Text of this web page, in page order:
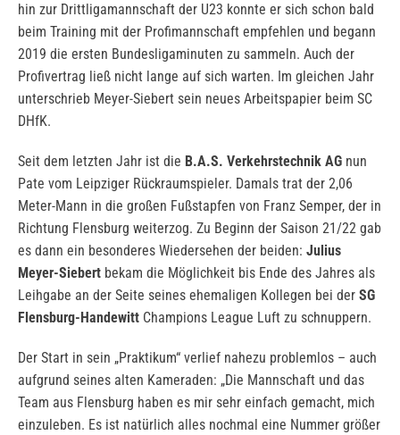
hin zur Drittligamannschaft der U23 konnte er sich schon bald
beim Training mit der Profimannschaft empfehlen und begann
2019 die ersten Bundesligaminuten zu sammeln. Auch der
Profivertrag ließ nicht lange auf sich warten. Im gleichen Jahr
unterschrieb Meyer-Siebert sein neues Arbeitspapier beim SC
DHfK.
Seit dem letzten Jahr ist die B.A.S. Verkehrstechnik AG nun
Pate vom Leipziger Rückraumspieler. Damals trat der 2,06
Meter-Mann in die großen Fußstapfen von Franz Semper, der in
Richtung Flensburg weiterzog. Zu Beginn der Saison 21/22 gab
es dann ein besonderes Wiedersehen der beiden: Julius
Meyer-Siebert bekam die Möglichkeit bis Ende des Jahres als
Leihgabe an der Seite seines ehemaligen Kollegen bei der SG
Flensburg-Handewitt Champions League Luft zu schnuppern.
Der Start in sein „Praktikum“ verlief nahezu problemlos – auch
aufgrund seines alten Kameraden: „Die Mannschaft und das
Team aus Flensburg haben es mir sehr einfach gemacht, mich
einzuleben. Es ist natürlich alles nochmal eine Nummer größer